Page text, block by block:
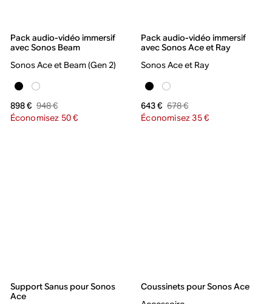
Pack audio-vidéo immersif
avec Sonos Beam
Sonos Ace et Beam (Gen 2)
898 € 948 €
Économisez 50 €
Pack audio-vidéo immersif
avec Sonos Ace et Ray
Sonos Ace et Ray
643 € 678 €
Économisez 35 €
Support Sanus pour Sonos
Ace
Coussinets pour Sonos Ace